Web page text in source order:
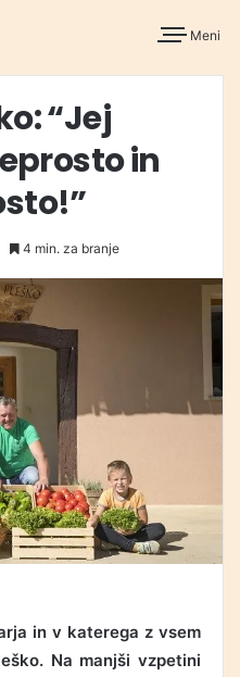
Meni
“Jej
in
4 min. za branje
in v katerega z vsem
Na manjši vzpetini